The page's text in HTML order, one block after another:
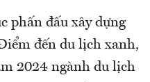
phấn đấu xây dựng
đến du lịch xanh,
2024 ngành du lịch